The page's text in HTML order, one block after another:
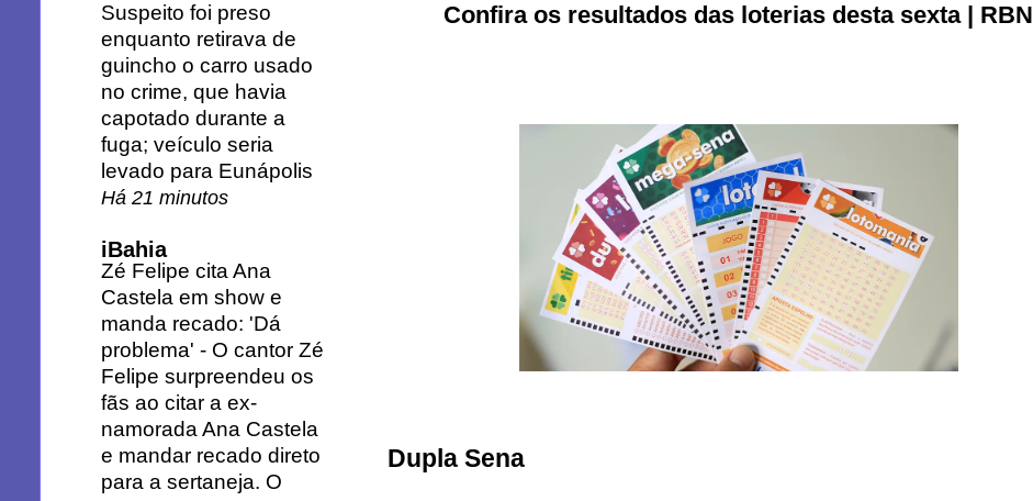
Confira os resultados das loterias desta sexta | RBN
Dupla Sena
Suspeito foi preso
enquanto retirava de
guincho o carro usado
no crime, que havia
capotado durante a
fuga; veículo seria
levado para Eunápolis
Há 21 minutos
iBahia
Zé Felipe cita Ana
Castela em show e
manda recado: 'Dá
problema' - O cantor Zé
Felipe surpreendeu os
fãs ao citar a ex-
namorada Ana Castela
e mandar recado direto
para a sertaneja. O